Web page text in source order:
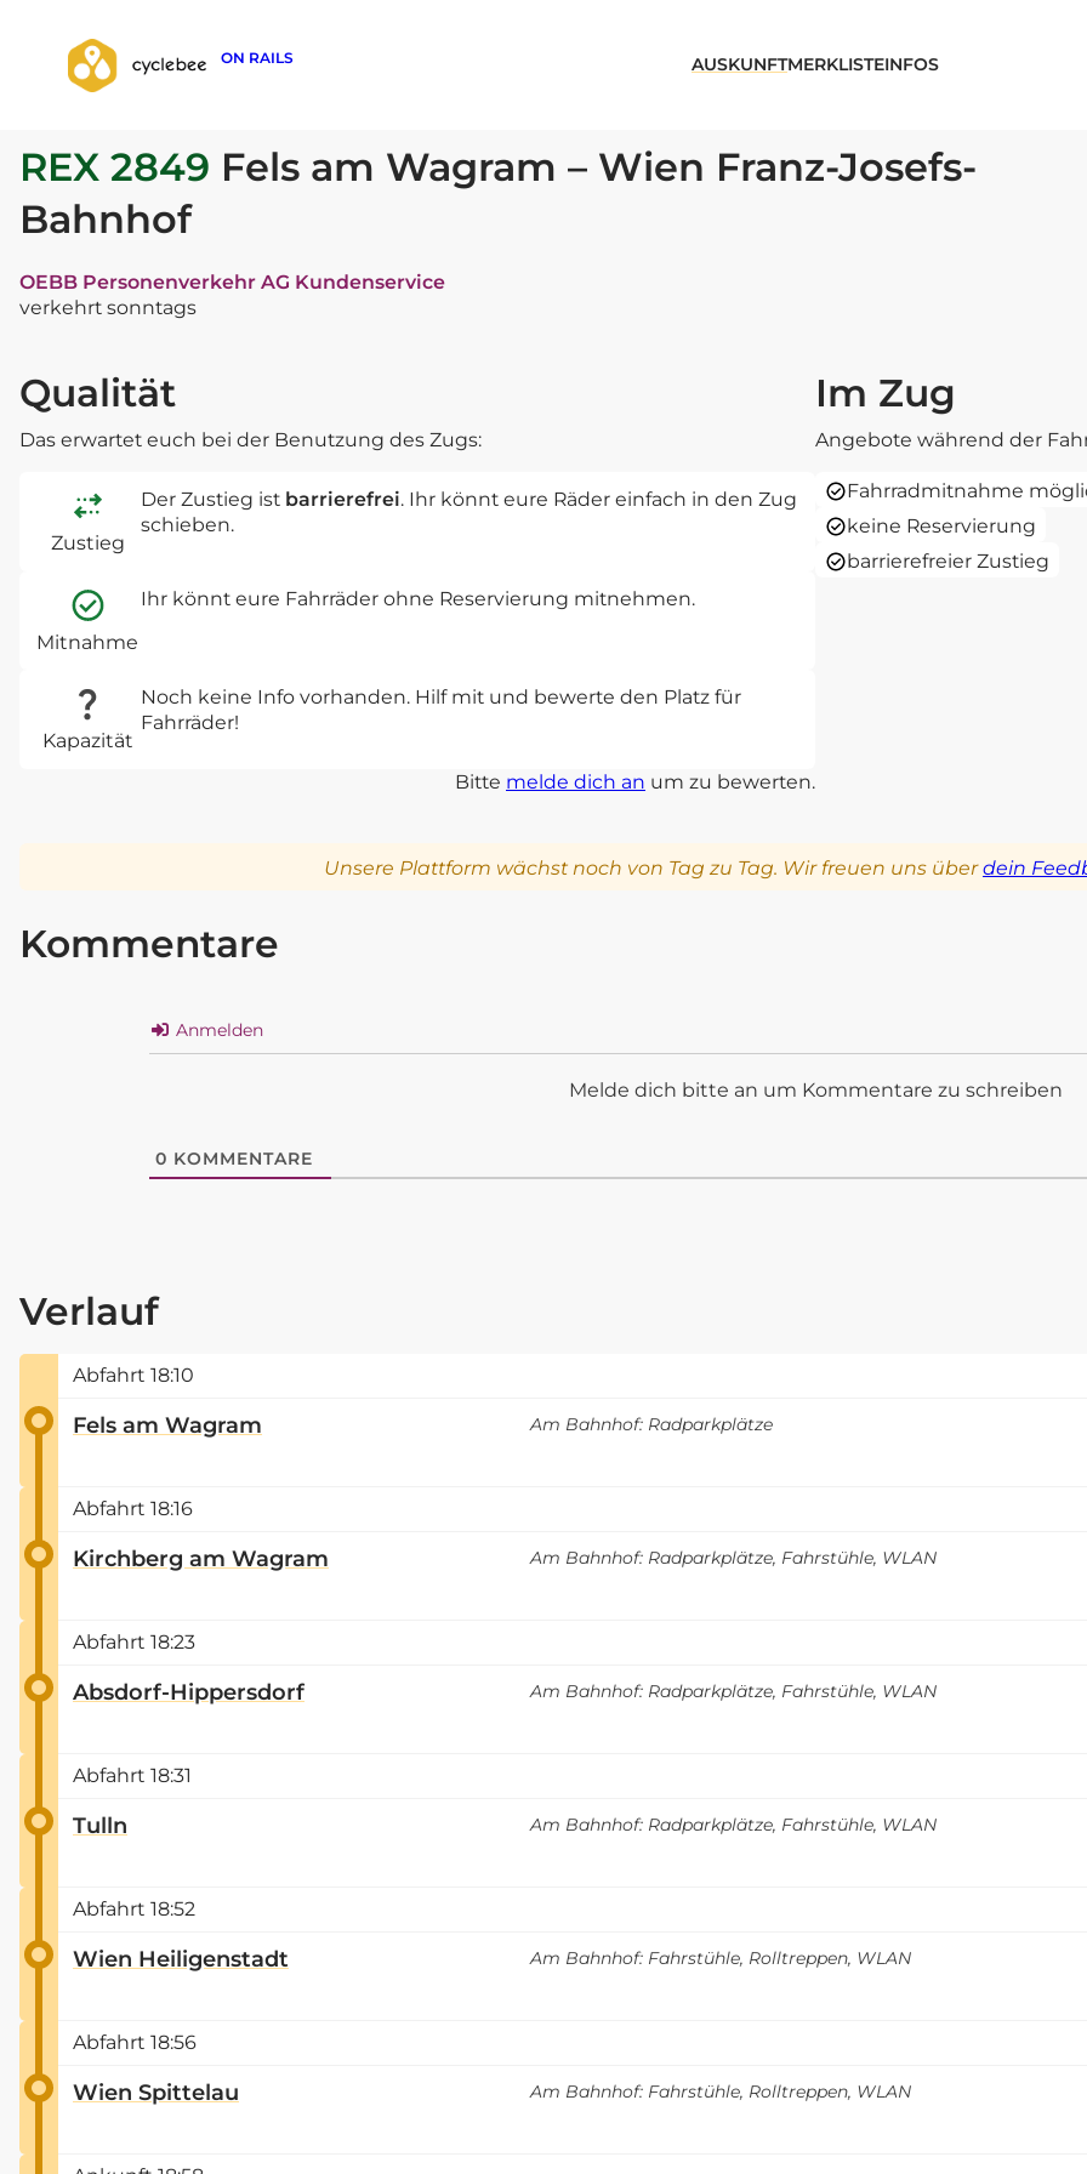
ON RAILS AUSKUNFTMERKLISTEINFOS
zurück zur Suche
REX 2849 Fels am Wagram – Wien Franz-Josefs-
Bahnhof
OEBB Personenverkehr AG Kundenservice
verkehrt sonntags
Qualität
Das erwartet euch bei der Benutzung des Zugs:
Zustieg
Der Zustieg ist barrierefrei. Ihr könnt eure Räder einfach in den Zug
schieben.
Mitnahme
Ihr könnt eure Fahrräder ohne Reservierung mitnehmen.
Kapazität
Noch keine Info vorhanden. Hilf mit und bewerte den Platz für
Fahrräder!
Bitte melde dich an um zu bewerten.
Im Zug
Angebote während der
Fahrradmitnahme
keine Reservierung
barrierefreier Zustieg
Unsere Plattform wächst noch von Tag zu Tag. Wir freuen uns überdein
Kommentare
Anmelden
Melde dich bitte an um Kommentare zu schreiben
0 KOMMENTARE
Verlauf
Abfahrt 18:10
Fels am Wagram
Am Bahnhof: Radparkplätze
Abfahrt 18:16
Kirchberg am Wagram
Am Bahnhof: Radparkplätze, Fahrstühle, WLAN
Abfahrt 18:23
Absdorf-Hippersdorf
Am Bahnhof: Radparkplätze, Fahrstühle, WLAN
Abfahrt 18:31
Tulln
Am Bahnhof: Radparkplätze, Fahrstühle, WLAN
Abfahrt 18:52
Wien Heiligenstadt
Am Bahnhof: Fahrstühle, Rolltreppen, WLAN
Abfahrt 18:56
Wien Spittelau
Am Bahnhof: Fahrstühle, Rolltreppen, WLAN